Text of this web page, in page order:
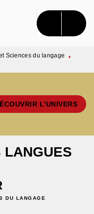
CONTENU
Sciences du langage
•
L'UNIVERS
LANGUES
DU LANGAGE